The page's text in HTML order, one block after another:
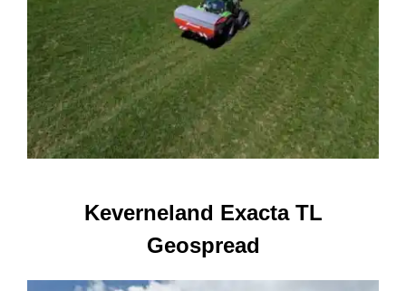
Keverneland Exacta TL
Geospread